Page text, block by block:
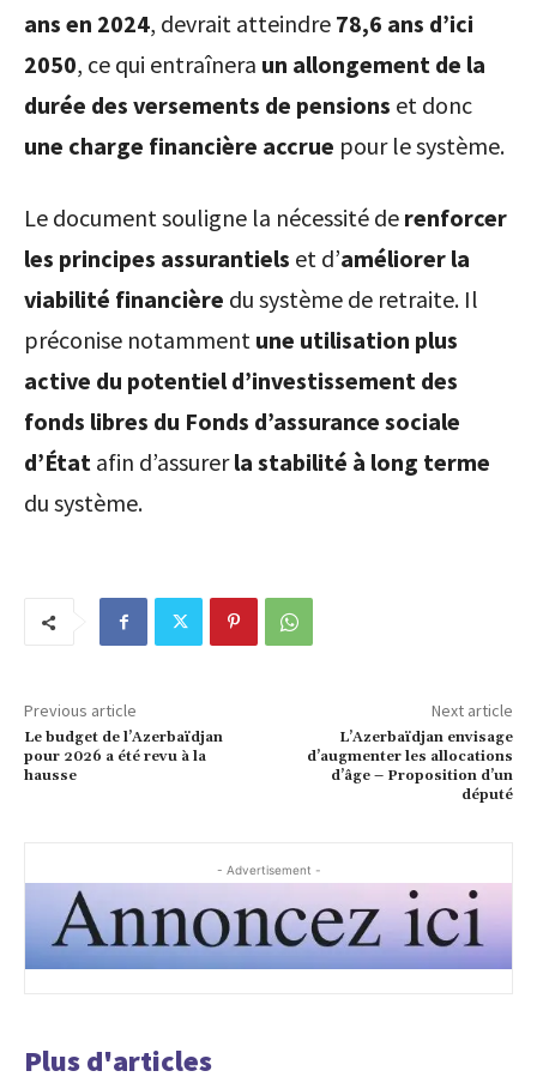
ans en 2024, devrait atteindre 78,6 ans d’ici
2050, ce qui entraînera un allongement de la
durée des versements de pensions et donc
une charge financière accrue pour le système.
Le document souligne la nécessité de renforcer
les principes assurantiels et d’améliorer la
viabilité financière du système de retraite. Il
préconise notamment une utilisation plus
active du potentiel d’investissement des
fonds libres du Fonds d’assurance sociale
d’État afin d’assurerla stabilité à long terme
du système.
Previous article
Le budget de l’Azerbaïdjan
pour 2026 a été revu à la
hausse
Next article
L’Azerbaïdjan envisage
d’augmenter les allocations
d’âge – Proposition d’un
député
- Advertisement -
Plus d'articles